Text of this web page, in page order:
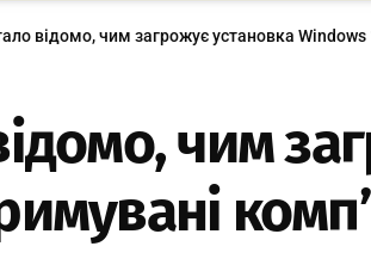
відомо, чим загрожує установка
чим